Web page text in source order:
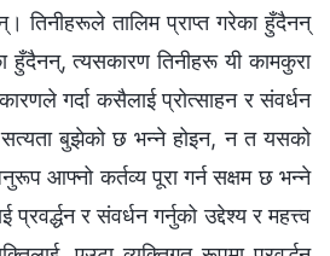
तिनीहरूले तालिम प्राप्त गरेका हुँदैनन्
हुँदैनन्, त्यसकारण तिनीहरू यी कामकुरा
गर्दा कसैलाई प्रोत्साहन र संवर्धन
सत्यता बुझेको छ भन्‍ने होइन, न त यसको
आफ्नो कर्तव्य पूरा गर्न सक्षम छ भन्‍ने
र संवर्धन गर्नुको उद्देश्य र महत्त्व